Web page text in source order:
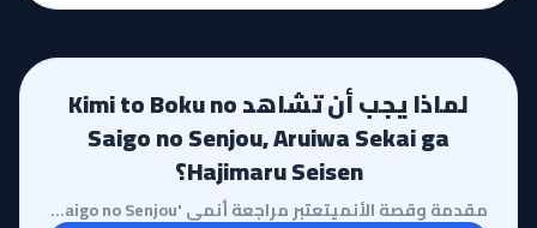
لماذا يجب أن تشاهد Kimi to Boku no
Saigo no Senjou, Aruiwa Sekai ga
Hajimaru Seisen؟
مقدمة وقصة الأنميتعتبر مراجعة أنمي 'Kimi to Boku no Saigo no Senjou' رحلة شيقة في عالم يمزج بين الخي...